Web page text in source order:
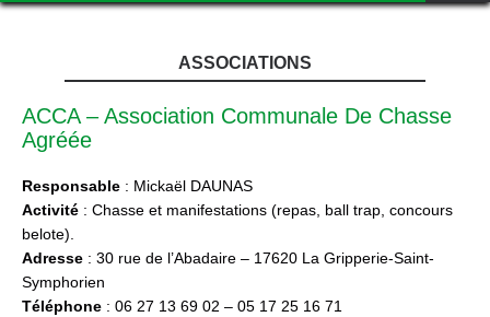
ASSOCIATIONS
ACCA – Association Communale De Chasse
Agréée
Responsable : Mickaël DAUNAS
Activité : Chasse et manifestations (repas, ball trap, concours
belote).
Adresse : 30 rue de l’Abadaire – 17620 La Gripperie-Saint-
Symphorien
Téléphone : 06 27 13 69 02 – 05 17 25 16 71